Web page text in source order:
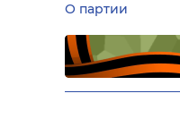
О партии